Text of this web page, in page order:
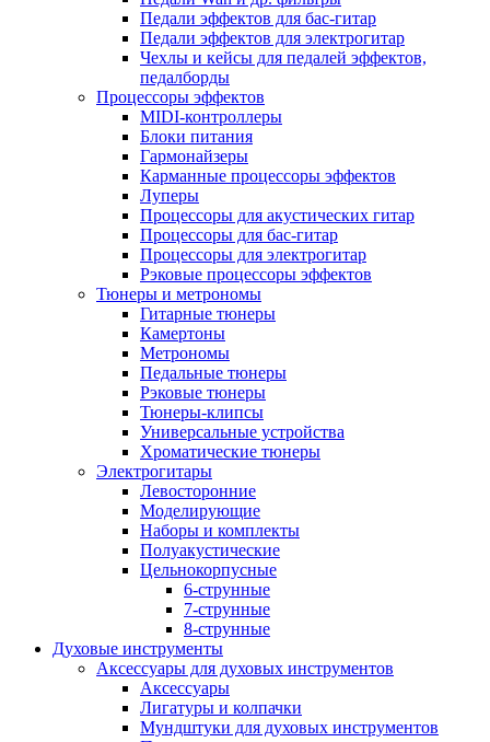
Педали эффектов для бас-гитар
Педали эффектов для электрогитар
Чехлы и кейсы для педалей эффектов,
педалборды
Процессоры эффектов
MIDI-контроллеры
Блоки питания
Гармонайзеры
Карманные процессоры эффектов
Луперы
Процессоры для акустических гитар
Процессоры для бас-гитар
Процессоры для электрогитар
Рэковые процессоры эффектов
Тюнеры и метрономы
Гитарные тюнеры
Камертоны
Метрономы
Педальные тюнеры
Рэковые тюнеры
Тюнеры-клипсы
Универсальные устройства
Хроматические тюнеры
Электрогитары
Левосторонние
Моделирующие
Наборы и комплекты
Полуакустические
Цельнокорпусные
6-струнные
7-струнные
8-струнные
Духовые инструменты
Аксессуары для духовых инструментов
Аксессуары
Лигатуры и колпачки
Мундштуки для духовых инструментов